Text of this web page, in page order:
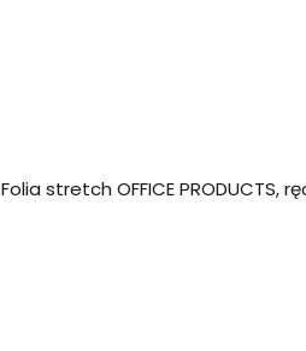
Folia stretch OFFICE